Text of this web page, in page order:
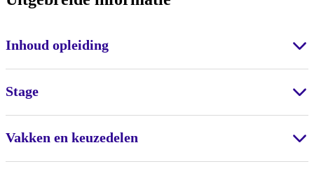
Inhoud opleiding
Stage
Vakken en keuzedelen